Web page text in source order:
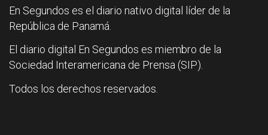
En Segundos es el diario nativo digital líder de la
República de Panamá.
El diario digital En Segundos es miembro de la
Sociedad Interamericana de Prensa (SIP).
Todos los derechos reservados.